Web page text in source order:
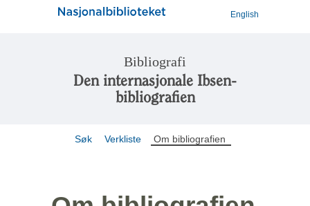
English
Bibliografi
Den internasjonale Ibsen-
bibliografien
Søk Verkliste Om bibliografien